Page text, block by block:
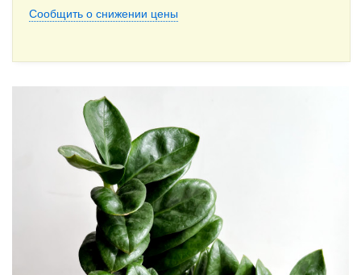
Сообщить о снижении цены